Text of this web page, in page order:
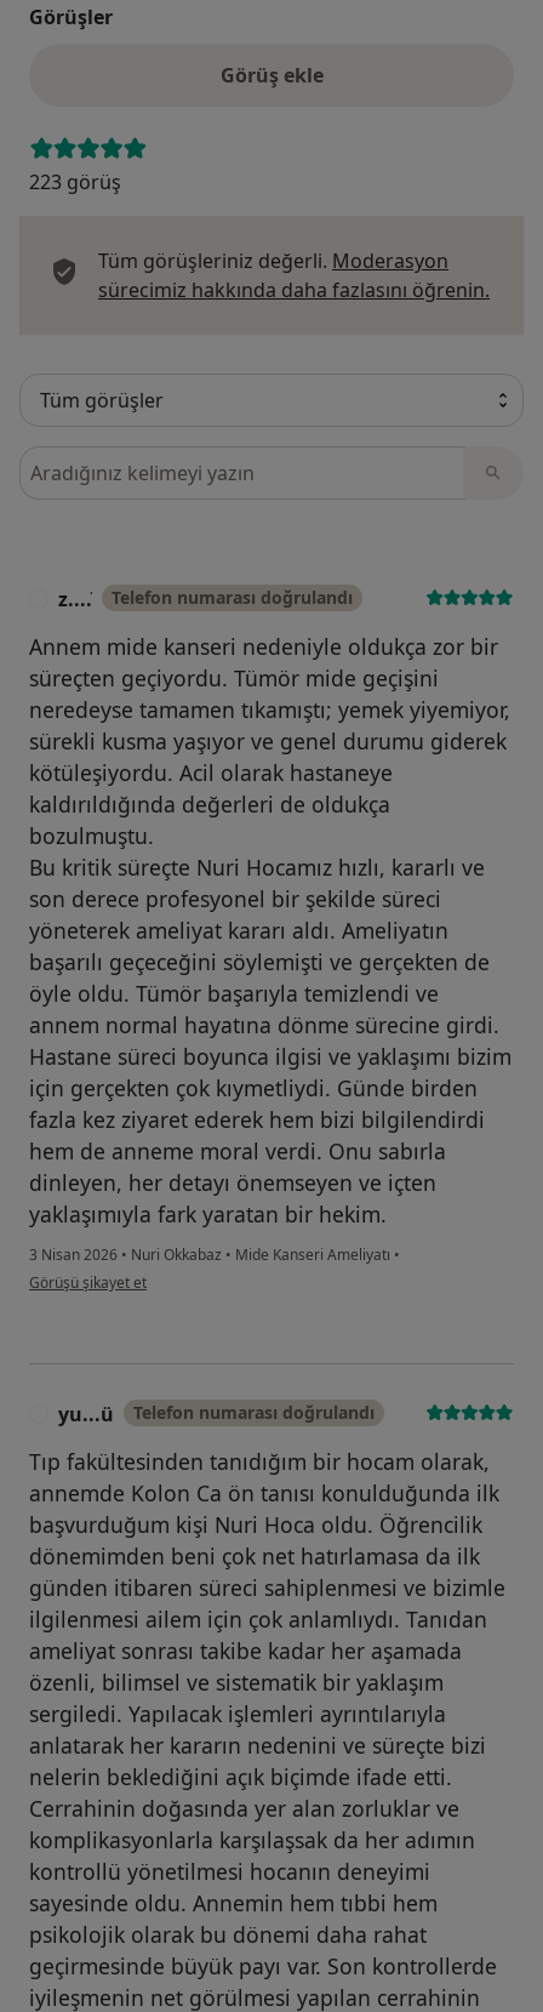
Görüşler
Görüş ekle
223 görüş
Tüm görüşleriniz değerli. Moderasyon
sürecimiz hakkında daha fazlasını öğrenin.
Görüşler içerisinde ara
z....̇ Telefon numarası doğrulandı
Annem mide kanseri nedeniyle oldukça zor bir
süreçten geçiyordu. Tümör mide geçişini
neredeyse tamamen tıkamıştı; yemek yiyemiyor,
sürekli kusma yaşıyor ve genel durumu giderek
kötüleşiyordu. Acil olarak hastaneye
kaldırıldığında değerleri de oldukça
bozulmuştu.
Bu kritik süreçte Nuri Hocamız hızlı, kararlı ve
son derece profesyonel bir şekilde süreci
yöneterek ameliyat kararı aldı. Ameliyatın
başarılı geçeceğini söylemişti ve gerçekten de
öyle oldu. Tümör başarıyla temizlendi ve
annem normal hayatına dönme sürecine girdi.
Hastane süreci boyunca ilgisi ve yaklaşımı bizim
için gerçekten çok kıymetliydi. Günde birden
fazla kez ziyaret ederek hem bizi bilgilendirdi
hem de anneme moral verdi. Onu sabırla
dinleyen, her detayı önemseyen ve içten
yaklaşımıyla fark yaratan bir hekim.
3 Nisan 2026 • Nuri Okkabaz • Mide Kanseri Ameliyatı •
kullanıcının görüşüne göre z....̇
Görüşü şikayet et
yu...ü Telefon numarası doğrulandı
Tıp fakültesinden tanıdığım bir hocam olarak,
annemde Kolon Ca ön tanısı konulduğunda ilk
başvurduğum kişi Nuri Hoca oldu. Öğrencilik
dönemimden beni çok net hatırlamasa da ilk
günden itibaren süreci sahiplenmesi ve bizimle
ilgilenmesi ailem için çok anlamlıydı. Tanıdan
ameliyat sonrası takibe kadar her aşamada
özenli, bilimsel ve sistematik bir yaklaşım
sergiledi. Yapılacak işlemleri ayrıntılarıyla
anlatarak her kararın nedenini ve süreçte bizi
nelerin beklediğini açık biçimde ifade etti.
Cerrahinin doğasında yer alan zorluklar ve
komplikasyonlarla karşılaşsak da her adımın
kontrollü yönetilmesi hocanın deneyimi
sayesinde oldu. Annemin hem tıbbi hem
psikolojik olarak bu dönemi daha rahat
geçirmesinde büyük payı var. Son kontrollerde
iyileşmenin net görülmesi yapılan cerrahinin